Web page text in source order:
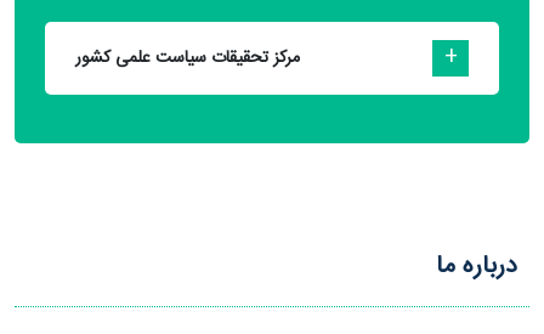
مرکز تحقیقات سیاست علمی کشور
درباره ما